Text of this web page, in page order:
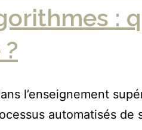
:
l’enseignement
automatisés de